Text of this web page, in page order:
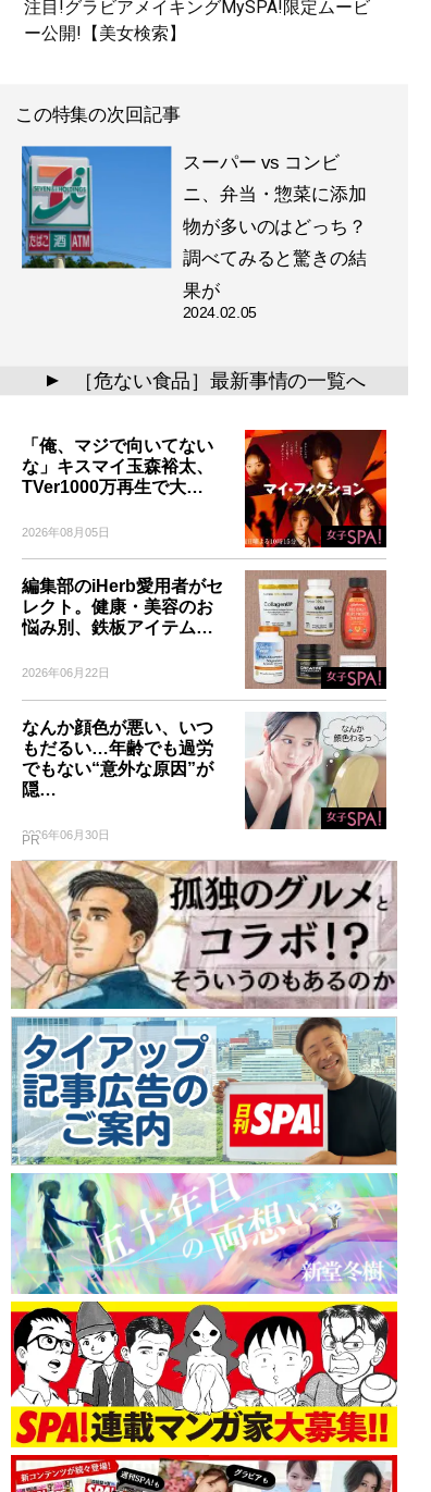
注目!グラビアメイキングMySPA!限定ムービ
ー公開!【美女検索】
この特集の次回記事
スーパー vs コンビ
ニ、弁当・惣菜に添加
物が多いのはどっち？
調べてみると驚きの結
果が
2024.02.05
▲ ［危ない食品］最新事情の一覧へ
「俺、マジで向いてない
な」キスマイ玉森裕太、
TVer1000万再生で大…
2026年08月05日
編集部のiHerb愛用者がセ
レクト。健康・美容のお
悩み別、鉄板アイテム…
2026年06月22日
なんか顔色が悪い、いつ
もだるい…年齢でも過労
でもない“意外な原因”が
隠…
2026年06月30日
PR